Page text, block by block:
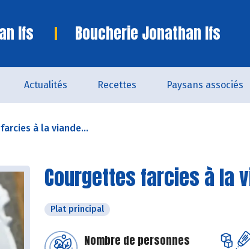
Ifs Boucherie Jonathan Ifs
Actualités Recettes Paysans associés
à la viande...
Courgettes farcies à la
Plat principal
Nombre de personnes